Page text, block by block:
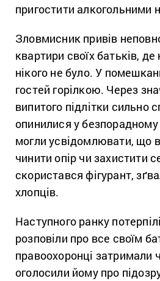
пригостити алкогольними
Зловмисник привів
квартири своїх батьків,
нікого не було. У
гостей горілкою. Через
випитого підлітки сильно
опинилися у безпорадному
могли усвідомлювати, що
чинити опір чи захистити
скористався фігурант,
хлопців.
Наступного ранку
розповіли про все своїм
правоохоронці затримали
оголосили йому про